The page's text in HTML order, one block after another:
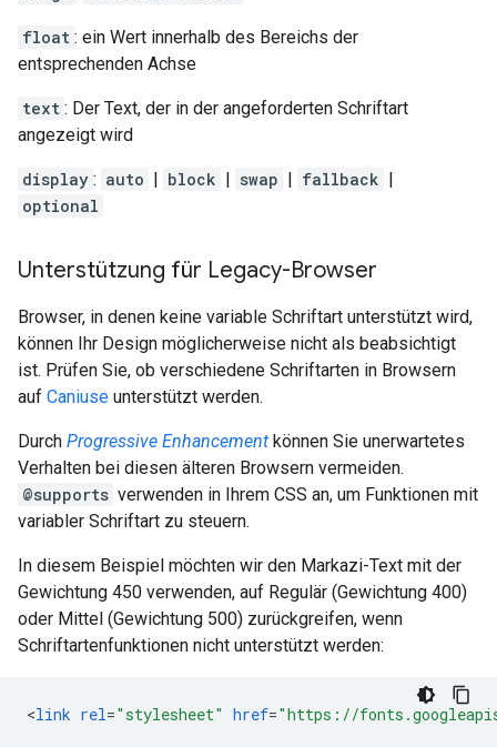
float : ein Wert innerhalb des Bereichs der
entsprechenden Achse
text : Der Text, der in der angeforderten Schriftart
angezeigt wird
display : auto | block | swap | fallback |
optional
Unterstützung für Legacy-Browser
Browser, in denen keine variable Schriftart unterstützt wird,
können Ihr Design möglicherweise nicht als beabsichtigt
ist. Prüfen Sie, ob verschiedene Schriftarten in Browsern
auf Caniuse unterstützt werden.
Durch Progressive Enhancement können Sie unerwartetes
Verhalten bei diesen älteren Browsern vermeiden.
@supports verwenden in Ihrem CSS an, um Funktionen mit
variabler Schriftart zu steuern.
In diesem Beispiel möchten wir den Markazi-Text mit der
Gewichtung 450 verwenden, auf Regulär (Gewichtung 400)
oder Mittel (Gewichtung 500) zurückgreifen, wenn
Schriftartenfunktionen nicht unterstützt werden:
<link rel="stylesheet" href="https://